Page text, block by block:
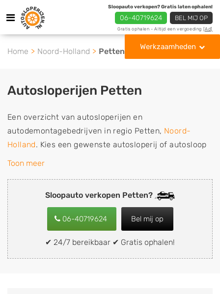
Sloopauto verkopen? Gratis laten ophalen!
06-40719624 BEL MIJ OP
Gratis ophalen - Altijd een vergoeding [Ad]
Werkzaamheden
Home Noord-Holland Petten
Sloopauto verkopen Petten?
06-40719624 Bel mij op
✔ 24/7 bereikbaar ✔ Gratis ophalen!
Autosloperijen Petten
Een overzicht van autosloperijen en
autodemontagebedrijven in regio Petten, Noord-
Holland. Kies een gewenste autosloperij of autosloop
uit de lijst die gespecialiseerd is in de verkoop van
de inkoop van sloopauto's, schadeauto's en
tweedehands auto's (ook zonder apk keuring). Wilt u
uw auto, camper, vrachtwagen, motor of brommobiel
snel en eenvoudig verkopen aan een
demontagebedrijf in de buurt, deze zelf wegbrengen
naar de sloop of deze liever laten ophalen op een
Toon meer